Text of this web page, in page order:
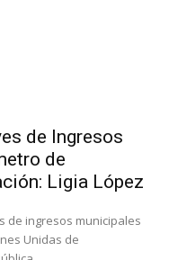
de Ingresos
de
Ligia López
de ingresos municipales
Unidas de